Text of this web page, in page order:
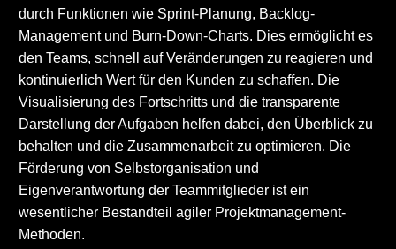
durch Funktionen wie Sprint-Planung, Backlog-
Management und Burn-Down-Charts. Dies ermöglicht es
den Teams, schnell auf Veränderungen zu reagieren und
kontinuierlich Wert für den Kunden zu schaffen. Die
Visualisierung des Fortschritts und die transparente
Darstellung der Aufgaben helfen dabei, den Überblick zu
behalten und die Zusammenarbeit zu optimieren. Die
Förderung von Selbstorganisation und
Eigenverantwortung der Teammitglieder ist ein
wesentlicher Bestandteil agiler Projektmanagement-
Methoden.